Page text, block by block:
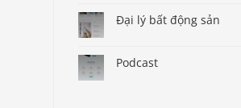
Đại lý bất động sản
Podcast